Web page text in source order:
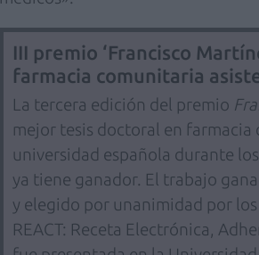
III premio ‘Francisco
farmacia comunitaria
La tercera edición del premio
mejor tesis doctoral en
universidad española durante
ya tiene ganador. El trabajo
y elegido por unanimidad por
REACT: Receta Electrónica,